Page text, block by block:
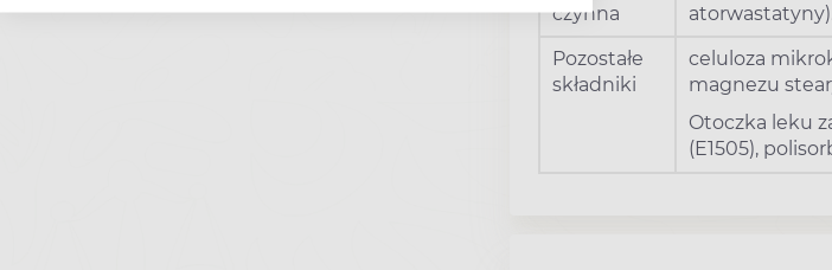
czynna
Pozostałe
składniki
celuloza
magnezu
Otoczka leku
(E1505),